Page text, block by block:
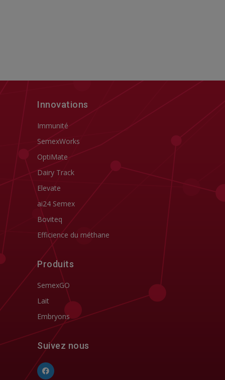
Innovations
Immunité
SemexWorks
OptiMate
Dairy Track
Elevate
ai24 Semex
Boviteq
Efficience du méthane
Produits
SemexGO
Lait
Embryons
Suivez nous